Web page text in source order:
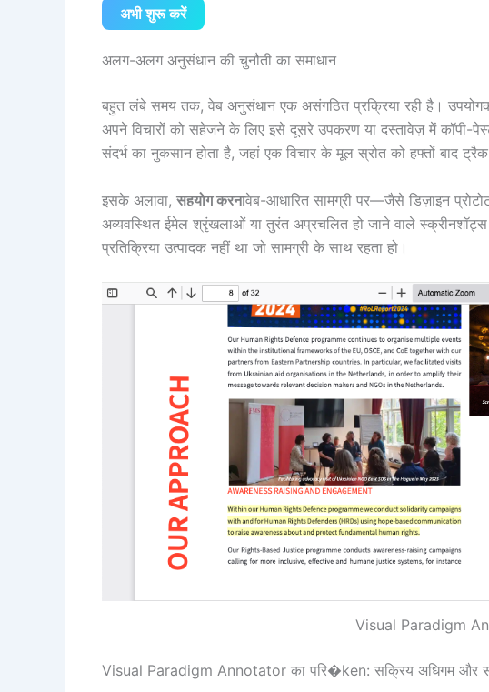
अभी शुरू करें
अलग-अलग अनुसंधान की चुनौती का समाधान
बहुत लंबे समय तक, वेब अनुसंधान एक असंगठित प्रक्रिया रही है।
अपने विचारों को सहेजने के लिए इसे दूसरे उपकरण या दस्तावेज़ में कॉपी-
संदर्भ का नुकसान होता है, जहां एक विचार के मूल स्रोत को हफ्तों बाद
इसके अलावा, सहयोग करनावेब-आधारित सामग्री पर—जैसे डिज़ाइन
अव्यवस्थित ईमेल श्रृंखलाओं या तुरंत अप्रचलित हो जाने वाले
प्रतिक्रिया उत्पादक नहीं था जो सामग्री के साथ रहता हो।
Visual Paradigm
Visual Paradigm Annotator का परि�ken: सक्रिय अधिगम और